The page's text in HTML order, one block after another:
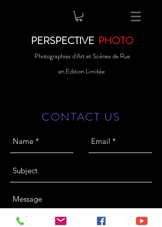
PERSPECTIVE PHOTO
Photographies d'Art et Scènes de Rue
Edition Limitée
CONTACT US